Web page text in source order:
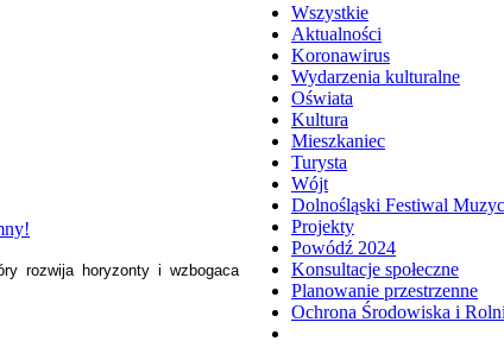
rozwija horyzonty i wzbogaca
Wszystkie
Aktualności
Koronawirus
Wydarzenia kulturalne
Oświata
Kultura
Mieszkaniec
Turysta
Wójt
Dolnośląski Festiwal
Projekty
Powódź 2024
Konsultacje społeczne
Planowanie przestrzenne
Ochrona Środowiska i